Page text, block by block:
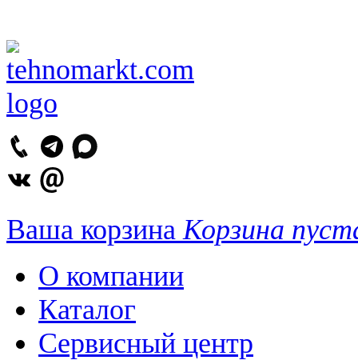
Ваша корзина Корзина
О компании
Каталог
Сервисный центр